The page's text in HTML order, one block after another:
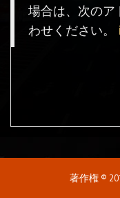
場合は、次のア
わせください。
著作権 ©